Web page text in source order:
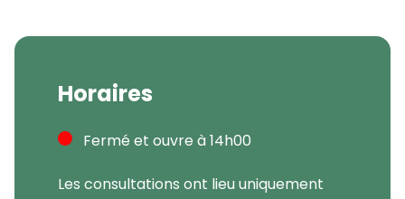
Horaires
Fermé et ouvre à 14h00
Les consultations ont lieu uniquement